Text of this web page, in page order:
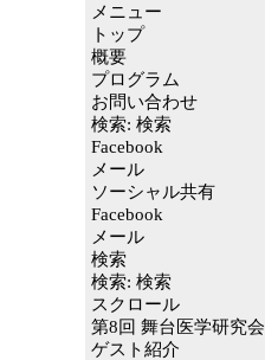
メニュー
トップ
概要
プログラム
お問い合わせ
検索: 検索
Facebook
メール
ソーシャル共有
Facebook
メール
検索
検索: 検索
スクロール
第8回 舞台医学研究会
ゲスト紹介